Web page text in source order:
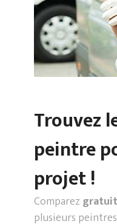
Trouvez
peintre
projet !
Comparez
plusieurs